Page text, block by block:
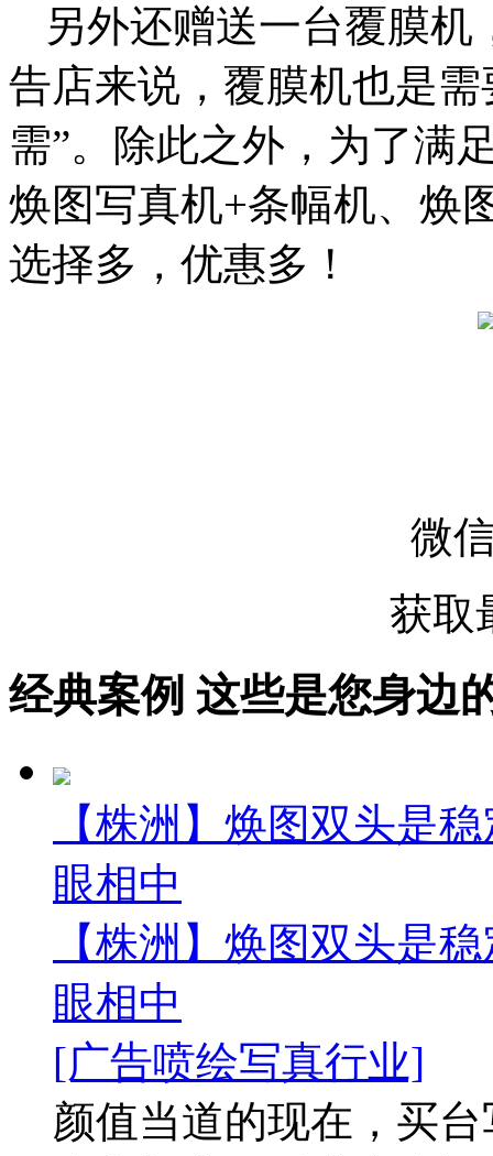
另外还赠送一台覆膜
告店来说，覆膜机也是
需”。除此之外，为了满
焕图写真机+条幅机、焕
选择多，优惠多！
微
获取
经典案例 这些是您身边
【株洲】焕图双头是
眼相中
【株洲】焕图双头是
眼相中
[广告喷绘写真行业]
颜值当道的现在，买